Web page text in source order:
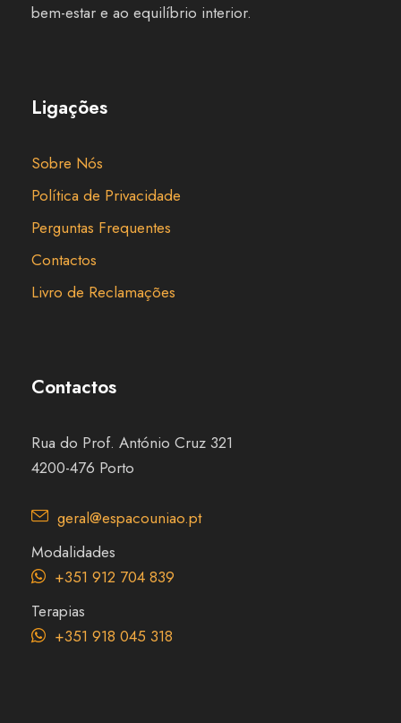
bem-estar e ao equilíbrio interior.
Ligações
Sobre Nós
Política de Privacidade
Perguntas Frequentes
Contactos
Livro de Reclamações
Contactos
Rua do Prof. António Cruz 321
4200-476 Porto
geral@espacouniao.pt
Modalidades
+351 912 704 839
Terapias
+351 918 045 318